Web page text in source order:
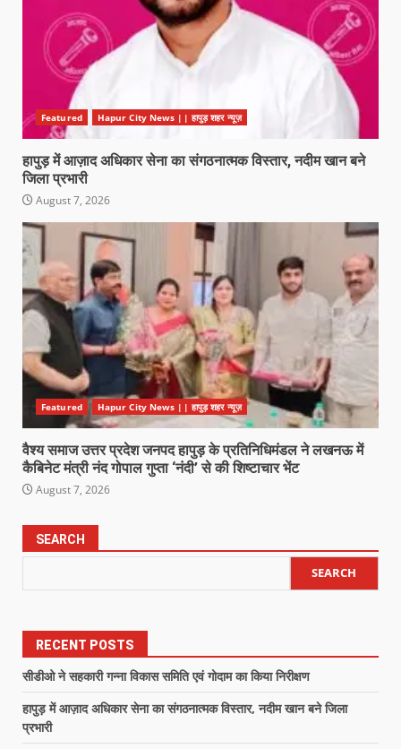
Featured Hapur City News || हापुड़ शहर न्यूज़
हापुड़ में आज़ाद अधिकार सेना का संगठनात्मक विस्तार, नदीम खान बने
जिला प्रभारी
August 7, 2026
Featured Hapur City News || हापुड़ शहर न्यूज़
वैश्य समाज उत्तर प्रदेश जनपद हापुड़ के प्रतिनिधिमंडल ने लखनऊ में
कैबिनेट मंत्री नंद गोपाल गुप्ता ‘नंदी’ से की शिष्टाचार भेंट
August 7, 2026
SEARCH
SEARCH
RECENT POSTS
सीडीओ ने सहकारी गन्ना विकास समिति एवं गोदाम का किया निरीक्षण
हापुड़ में आज़ाद अधिकार सेना का संगठनात्मक विस्तार, नदीम खान बने जिला
प्रभारी